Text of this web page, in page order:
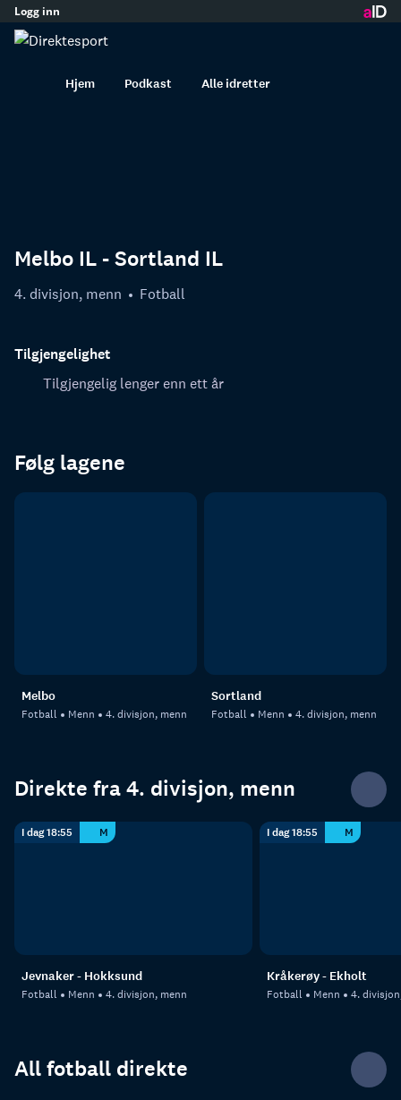
innhold
Logg inn
Hjem Podkast Alle idretter
Melbo IL - Sortland IL
4. divisjon, menn Fotball
Tilgjengelighet
Tilgjengelig lenger enn ett år
Følg lagene
Melbo
Fotball Menn 4. divisjon, menn
Sortland
Fotball Menn 4. divisjon, menn
Direkte fra 4. divisjon, menn
I dag 18:55 M
Jevnaker - Hokksund
Fotball Menn 4. divisjon, menn
I dag 18:55 M
Kråkerøy - Ekholt
Fotball Menn 4.
All fotball direkte